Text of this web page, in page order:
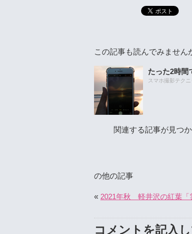
この記事も読んでみません
たった2時間
スマホ撮影テク
関連する記事が見つか
の他の記事
« 2021年秋 軽井沢の紅葉「
コメントを記入